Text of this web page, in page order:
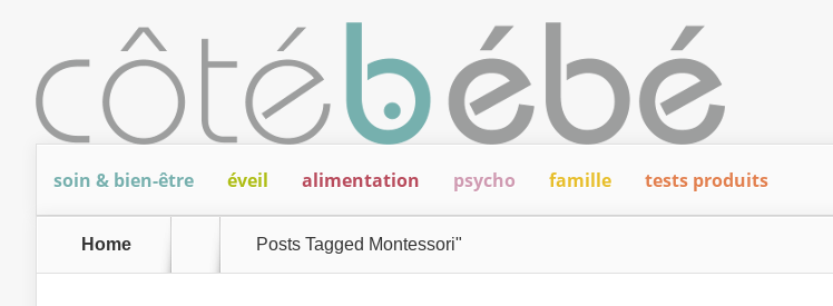
soin & bien-être éveil alimentation psycho famille tests produits
Home Posts Tagged Montessori"